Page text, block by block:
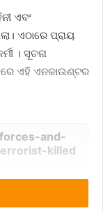
ଏବଂ
ଏଠାରେ ପ୍ରାୟ
। ସୂଚନା
ଏହି ଏନକାଉଣ୍ଟର
and-
killed